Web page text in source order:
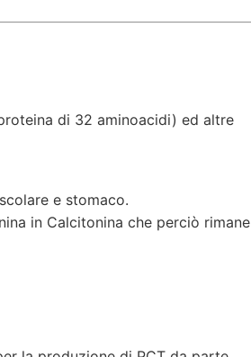
di 32 aminoacidi) ed altre
e stomaco.
in Calcitonina che perciò rimane